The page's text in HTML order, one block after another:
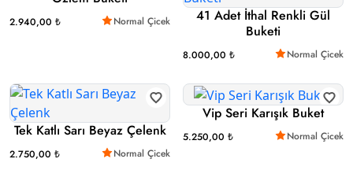
2.940,00 ₺ Normal Çicek
41 Adet İthal Renkli Gül
Buketi
8.000,00 ₺ Normal Çicek
Tek Katlı Sarı Beyaz Çelenk
2.750,00 ₺ Normal Çicek
Vip Seri Karışık Buket
5.250,00 ₺ Normal Çicek